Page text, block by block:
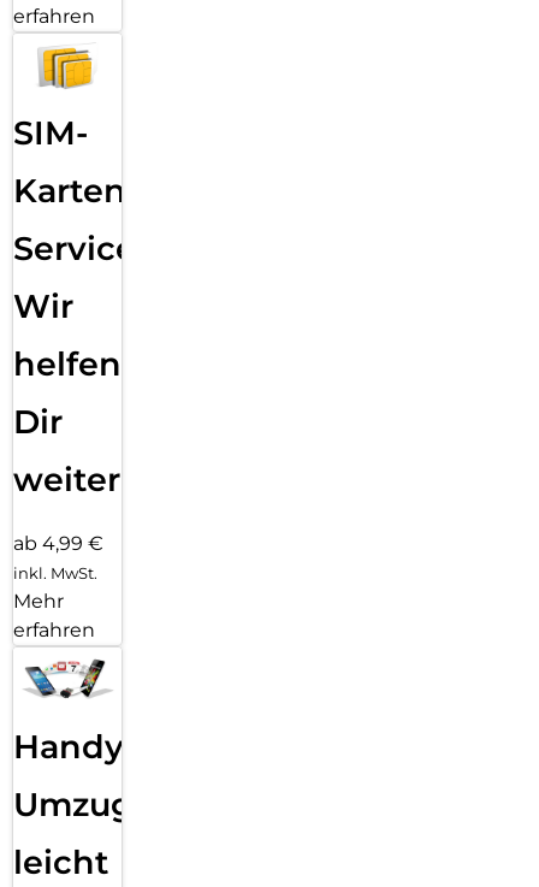
erfahren
SIM-
Karten
Service:
Wir
helfen
Dir
weiter
ab 4,99 €
inkl. MwSt.
Mehr
erfahren
Handy
Umzug
leicht